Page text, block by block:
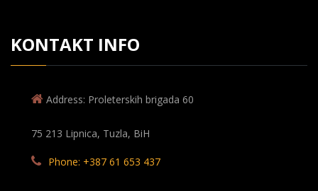
KONTAKT INFO
Address: Proleterskih brigada 60
75 213 Lipnica, Tuzla, BiH
Phone: +387 61 653 437